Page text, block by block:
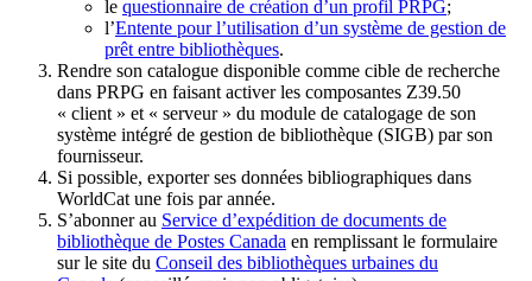
le questionnaire de création d’un profil PRPG;
l’Entente pour l’utilisation d’un système de gestion de
prêt entre bibliothèques.
Rendre son catalogue disponible comme cible de recherche
dans PRPG en faisant activer les composantes Z39.50
« client » et « serveur » du module de catalogage de son
système intégré de gestion de bibliothèque (SIGB) par son
fournisseur.
Si possible, exporter ses données bibliographiques dans
WorldCat une fois par année.
S’abonner au Service d’expédition de documents de
bibliothèque de Postes Canada en remplissant le formulaire
sur le site du Conseil des bibliothèques urbaines du